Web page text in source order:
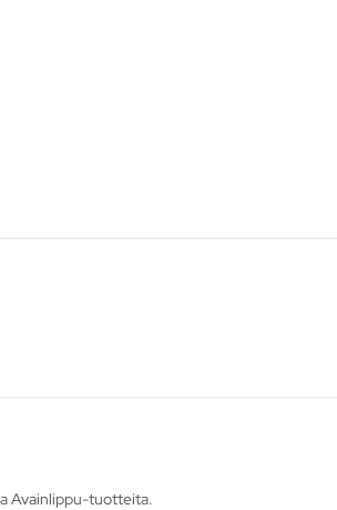
Avainlippu-tuotteita.